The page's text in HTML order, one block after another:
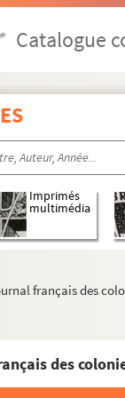
Catalogue
Imprimés
multimédia
français des